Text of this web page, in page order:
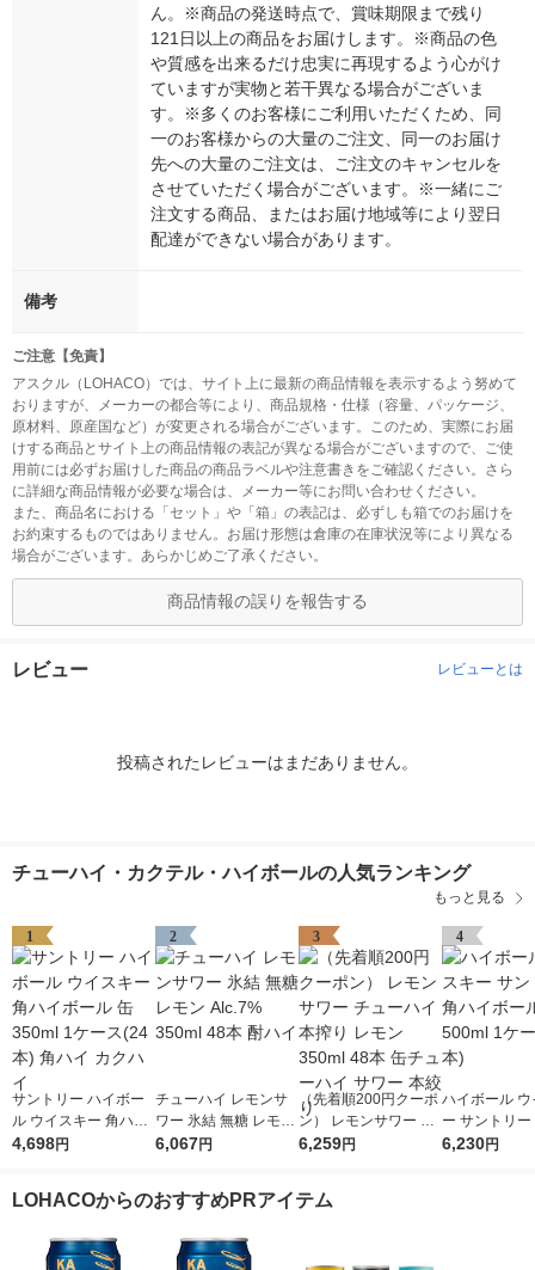
ん。※商品の発送時点で、賞味期限まで残り
121日以上の商品をお届けします。※商品の色
や質感を出来るだけ忠実に再現するよう心がけ
ていますが実物と若干異なる場合がございま
す。※多くのお客様にご利用いただくため、同
一のお客様からの大量のご注文、同一のお届け
先への大量のご注文は、ご注文のキャンセルを
させていただく場合がございます。※一緒にご
注文する商品、またはお届け地域等により翌日
配達ができない場合があります。
備考
ご注意【免責】
アスクル（LOHACO）では、サイト上に最新の商品情報を表示するよう努めて
おりますが、メーカーの都合等により、商品規格・仕様（容量、パッケージ、
原材料、原産国など）が変更される場合がございます。このため、実際にお届
けする商品とサイト上の商品情報の表記が異なる場合がございますので、ご使
用前には必ずお届けした商品の商品ラベルや注意書きをご確認ください。さら
に詳細な商品情報が必要な場合は、メーカー等にお問い合わせください。
また、商品名における「セット」や「箱」の表記は、必ずしも箱でのお届けを
お約束するものではありません。お届け形態は倉庫の在庫状況等により異なる
場合がございます。あらかじめご了承ください。
商品情報の誤りを報告する
レビュー レビューとは
投稿されたレビューはまだありません。
チューハイ・カクテル・ハイボールの人気ランキング
もっと見る
1
サントリー ハイボー
ル ウイスキー 角ハイ
ボール 缶 350ml 1ケ
4,698円
2
チューハイ レモンサ
ワー 氷結 無糖 レモン
Alc.7% 350ml 48本 酎
6,067円
3
（先着順200円クーポ
ン） レモンサワー チ
ューハイ 本搾り レモ
6,259円
4
ハイボール ウ
ー サントリ
ボール 缶
6,230円
LOHACOからのおすすめPRアイテム